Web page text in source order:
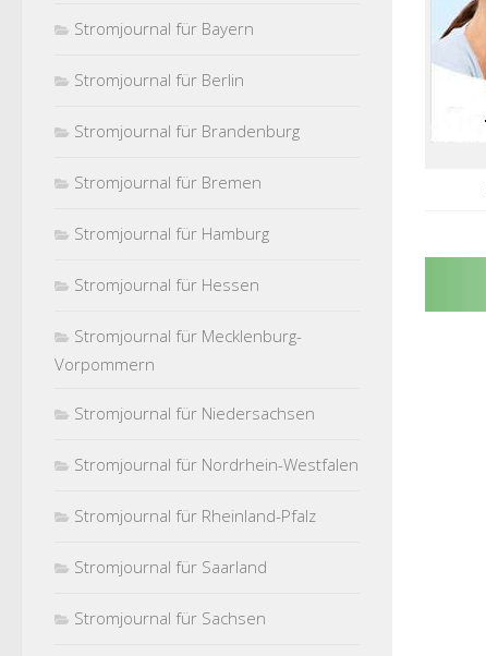
Stromjournal für Bayern
Stromjournal für Berlin
Stromjournal für Brandenburg
Stromjournal für Bremen
Stromjournal für Hamburg
Stromjournal für Hessen
Stromjournal für Mecklenburg-
Vorpommern
Stromjournal für Niedersachsen
Stromjournal für Nordrhein-Westfalen
Stromjournal für Rheinland-Pfalz
Stromjournal für Saarland
Stromjournal für Sachsen